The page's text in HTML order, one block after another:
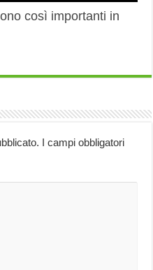
così importanti in
I campi obbligatori